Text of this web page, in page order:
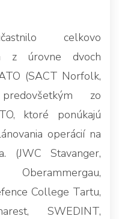
celkovo
z úrovne dvoch
(SACT Norfolk,
zo
ktoré ponúkajú
operácií na
(JWC Stavanger,
College Tartu,
SWEDINT,